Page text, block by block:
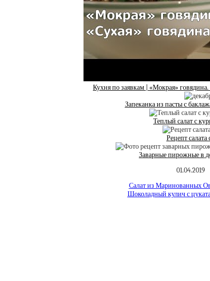
Кухня по заявкам | «Мокрая»
Запеканка из пасты с
Теплый салат с
Рецепт салата
Заварные пирожные в
01.04.2019
Салат из Маринованных
Шоколадный кулич с